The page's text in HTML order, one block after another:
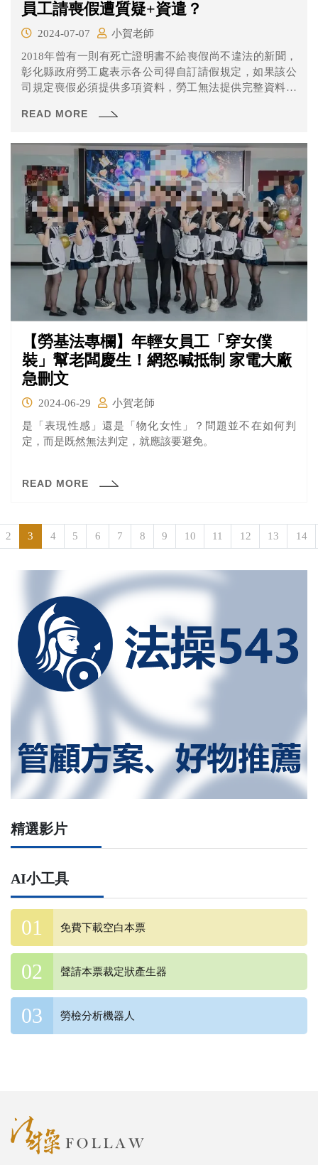
員工請喪假遭質疑+資遣？
2024-07-07
小賀老師
2018年曾有一則有死亡證明書不給喪假尚不違法的新聞，
彰化縣政府勞工處表示各公司得自訂請假規定，如果該公
司規定喪假必須提供多項資料，勞工無法提供完整資料，
READ MORE
【勞基法專欄】年輕女員工「穿女僕
裝」幫老闆慶生！網怒喊抵制 家電大廠
急刪文
2024-06-29
小賀老師
是「表現性感」還是「物化女性」？問題並不在如何判
定，而是既然無法判定，就應該要避免。
READ MORE
2 3 4 5 6 7 8 9 10 11 12 13 14
精選影片
AI小工具
免費下載空白本票
聲請本票裁定狀產生器
勞檢分析機器人